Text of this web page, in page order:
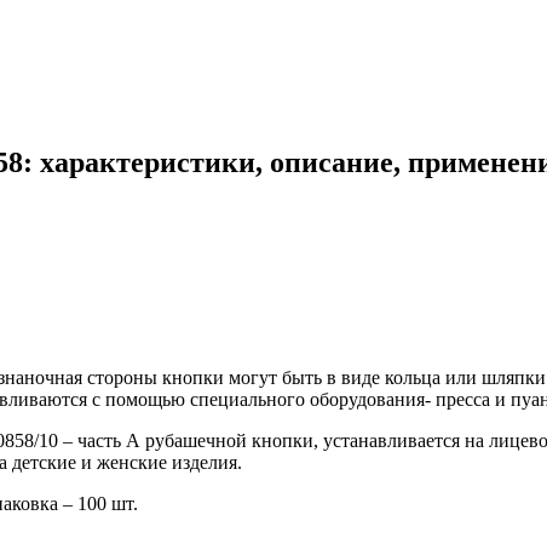
характеристики, описание,
стороны кнопки могут быть в виде кольца или
с помощью специального оборудования- пресса и
10 – часть А рубашечной кнопки, устанавливается на
и женские изделия.
– 100 шт.